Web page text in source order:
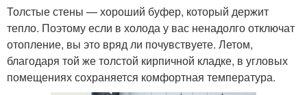
Толстые стены — хороший буфер, который держит
тепло. Поэтому если в холода у вас ненадолго отключат
отопление, вы это вряд ли почувствуете. Летом,
благодаря той же толстой кирпичной кладке, в угловых
помещениях сохраняется комфортная температура.